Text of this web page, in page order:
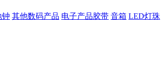
钟 其他数码产品 电子产品胶带 音箱 LED灯珠